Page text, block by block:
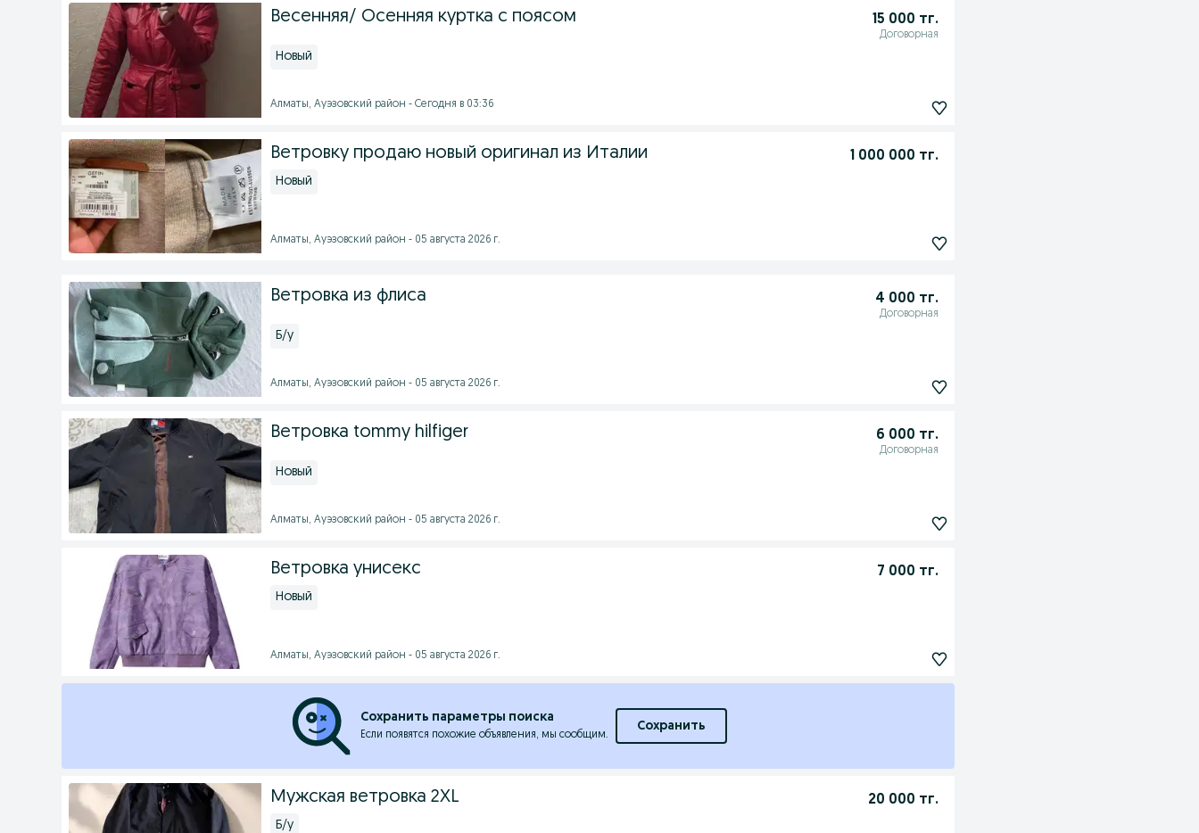
Весенняя/ Осенняя куртка с поясом 15 000 тг.
Договорная
Новый
Алматы, Ауэзовский район - Сегодня в 03:36
Ветровку продаю новый оригинал из Италии 1 000 000 тг.
Новый
Алматы, Ауэзовский район - 05 августа 2026 г.
Ветровка из флиса 4 000 тг.
Договорная
Б/у
Алматы, Ауэзовский район - 05 августа 2026 г.
Ветровка tommy hilfiger 6 000 тг.
Договорная
Новый
Алматы, Ауэзовский район - 05 августа 2026 г.
Ветровка унисекс 7 000 тг.
Новый
Алматы, Ауэзовский район - 05 августа 2026 г.
Сохранить параметры поиска
Если появятся похожие объявления, мы сообщим.
Сохранить
Мужская ветровка 2XL 20 000 тг.
Б/у